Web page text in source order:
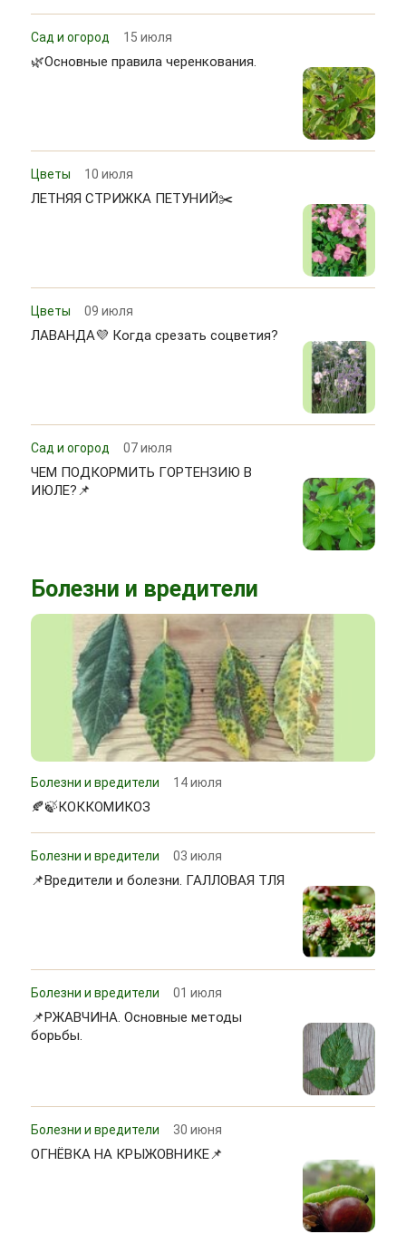
Сад и огород 15 июля
🌿Основные правила черенкования.
Цветы 10 июля
ЛЕТНЯЯ СТРИЖКА ПЕТУНИЙ✂️
Цветы 09 июля
ЛАВАНДА💜 Когда срезать соцветия?
Сад и огород 07 июля
ЧЕМ ПОДКОРМИТЬ ГОРТЕНЗИЮ В
ИЮЛЕ?📌
Болезни и вредители
Болезни и вредители 14 июля
🍂🍃КОККОМИКОЗ
Болезни и вредители 03 июля
📌Вредители и болезни. ГАЛЛОВАЯ ТЛЯ
Болезни и вредители 01 июля
📌РЖАВЧИНА. Основные методы
борьбы.
Болезни и вредители 30 июня
ОГНЁВКА НА КРЫЖОВНИКЕ📌